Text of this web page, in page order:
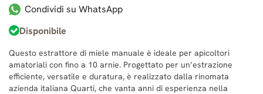
Condividi su WhatsApp
Disponibile
Questo estrattore di miele manuale è ideale per apicoltori
amatoriali con fino a 10 arnie. Progettato per un’estrazione
efficiente, versatile e duratura, è realizzato dalla rinomata
azienda italiana Quarti, che vanta anni di esperienza nella